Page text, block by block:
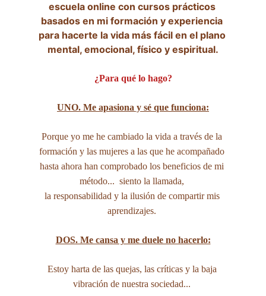
escuela online con cursos prácticos
basados en mi formación y experiencia
para hacerte la vida más fácil en el plano
mental, emocional, físico y espiritual.
¿Para qué lo hago?
UNO. Me apasiona y sé que funciona:
Porque yo me he cambiado la vida a través de la
formación y las mujeres a las que he acompañado
hasta ahora han comprobado los beneficios de mi
método...  siento la llamada,
la responsabilidad y la ilusión de compartir mis
aprendizajes.
DOS. Me cansa y me duele no hacerlo:
Estoy harta de las quejas, las críticas y la baja
vibración de nuestra sociedad...